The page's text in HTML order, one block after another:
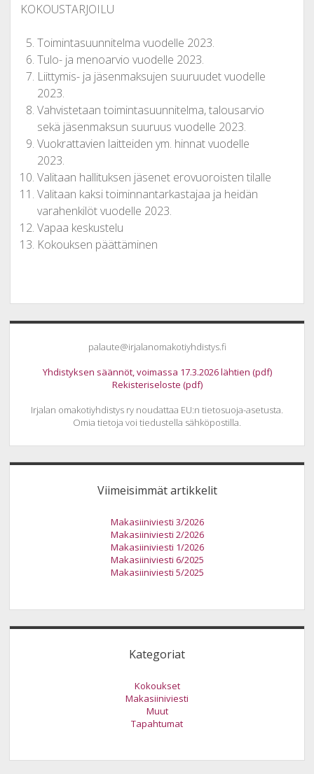
KOKOUSTARJOILU
Toimintasuunnitelma vuodelle 2023.
Tulo- ja menoarvio vuodelle 2023.
Liittymis- ja jäsenmaksujen suuruudet vuodelle
2023.
Vahvistetaan toimintasuunnitelma, talousarvio
sekä jäsenmaksun suuruus vuodelle 2023.
Vuokrattavien laitteiden ym. hinnat vuodelle
2023.
Valitaan hallituksen jäsenet erovuoroisten tilalle
Valitaan kaksi toiminnantarkastajaa ja heidän
varahenkilöt vuodelle 2023.
Vapaa keskustelu
Kokouksen päättäminen
Sidebar
palaute@irjalanomakotiyhdistys.fi
Yhdistyksen säännöt, voimassa 17.3.2026 lähtien (pdf)
Rekisteriseloste (pdf)
Irjalan omakotiyhdistys ry noudattaa EU:n tietosuoja-asetusta.
Omia tietoja voi tiedustella sähköpostilla.
Viimeisimmät artikkelit
Makasiiniviesti 3/2026
Makasiiniviesti 2/2026
Makasiiniviesti 1/2026
Makasiiniviesti 6/2025
Makasiiniviesti 5/2025
Kategoriat
Kokoukset
Makasiiniviesti
Muut
Tapahtumat